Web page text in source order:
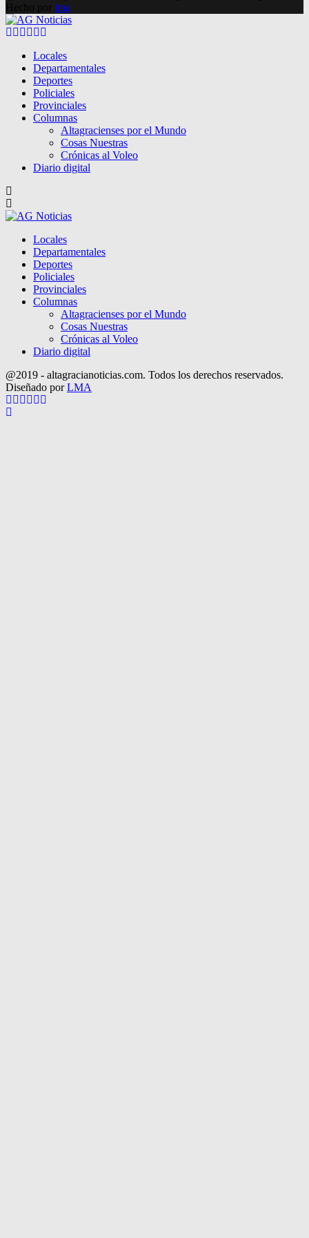
Hecho por lma
Facebook
Twitter
Instagram
Pinterest
Google
Locales
Departamentales
Deportes
Policiales
Provinciales
Columnas
Altagracienses por el Mundo
Cosas Nuestras
Crónicas al Voleo
Diario digital
Locales
Departamentales
Deportes
Policiales
Provinciales
Columnas
Altagracienses por el Mundo
Cosas Nuestras
Crónicas al Voleo
Diario digital
@2019 - altagracianoticias.com. Todos los derechos reservados.
Diseñado porLMA
Facebook
Twitter
Instagram
Pinterest
Google